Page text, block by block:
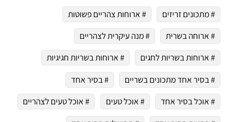
# מתכונים זריזים
# ארוחות צהריים פשוטות
# ארוחה בשרית
# מנה עיקרית לצהריים
# ארוחות בשריות לחגים
# ארוחות בשריות חגיגיות
# בסיר אחד מתכונים בשריים
# בסיר אחד
# אוכל בסיר אחד
# אוכל טעים
# אוכל טעים לצהריים